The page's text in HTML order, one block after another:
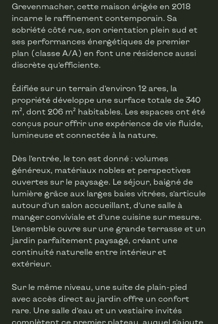
Grevenmacher, cette maison érigée en 2018
incarne le raffinement contemporain. Sa
sobriété côté rue, son orientation plein sud et
ses performances énergétiques de premier
plan (classe A/A) en font une résidence aussi
discrète qu’efficiente.
Édifiée sur un terrain d’environ 12 ares, la
propriété développe une surface totale de 340
m², dont 206 m² habitables. Les espaces ont été
conçus pour offrir une expérience de vie fluide,
lumineuse et connectée à la nature.
Dès l’entrée, le ton est donné : volumes
généreux, matériaux nobles et perspectives
ouvertes sur le paysage. Le séjour, baigné de
lumière grâce aux larges baies vitrées, s’articule
autour d’un salon accueillant, d’une salle à
manger conviviale et d’une cuisine sur mesure.
L’ensemble ouvre sur une grande terrasse et un
jardin parfaitement paysagé, créant une
continuité naturelle entre intérieur et
extérieur.
Sur le même niveau, une suite de plain-pied
avec accès direct au jardin offre un confort
rare. Une salle d’eau et un vestiaire invités
complètent ce premier plateau, auquel s’ajoute